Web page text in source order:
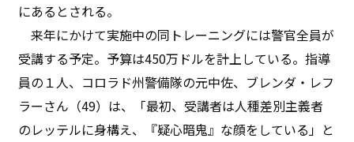
にあるとされる。
来年にかけて実施中の同トレーニングには警官全員が
受講する予定。予算は450万ドルを計上している。指導
員の１人、コロラド州警備隊の元中佐、ブレンダ・レフ
ラーさん（49）は、「最初、受講者は人種差別主義者
のレッテルに身構え、『疑心暗鬼』な顔をしている」と